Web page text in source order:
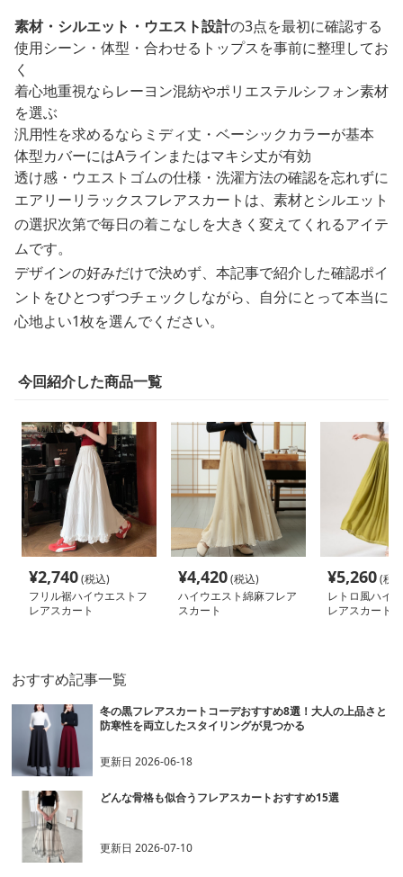
素材・シルエット・ウエスト設計の3点を最初に確認する
使用シーン・体型・合わせるトップスを事前に整理してお
く
着心地重視ならレーヨン混紡やポリエステルシフォン素材
を選ぶ
汎用性を求めるならミディ丈・ベーシックカラーが基本
体型カバーにはAラインまたはマキシ丈が有効
透け感・ウエストゴムの仕様・洗濯方法の確認を忘れずに
エアリーリラックスフレアスカートは、素材とシルエット
の選択次第で毎日の着こなしを大きく変えてくれるアイテ
ムです。
デザインの好みだけで決めず、本記事で紹介した確認ポイ
ントをひとつずつチェックしながら、自分にとって本当に
心地よい1枚を選んでください。
今回紹介した商品一覧
¥2,740(税込)
フリル裾ハイウエストフ
レアスカート
¥4,420(税込)
ハイウエスト綿麻フレア
スカート
¥5,260(税
レトロ風ハイ
レアスカート
おすすめ記事一覧
冬の黒フレアスカートコーデおすすめ8選！大人の上品さと
防寒性を両立したスタイリングが見つかる
更新日2026-06-18
どんな骨格も似合うフレアスカートおすすめ15選
更新日2026-07-10